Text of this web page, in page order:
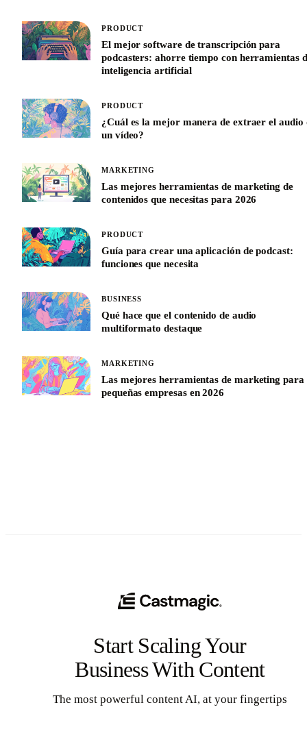
PRODUCT
El mejor software de transcripción para
podcasters: ahorre tiempo con herramientas
inteligencia artificial
PRODUCT
¿Cuál es la mejor manera de extraer el audio
un vídeo?
MARKETING
Las mejores herramientas de marketing de
contenidos que necesitas para 2026
PRODUCT
Guía para crear una aplicación de podcast:
funciones que necesita
BUSINESS
Qué hace que el contenido de audio
multiformato destaque
MARKETING
Las mejores herramientas de marketing para
pequeñas empresas en 2026
Start Scaling Your
Business With Content
The most powerful content AI, at your fingertips